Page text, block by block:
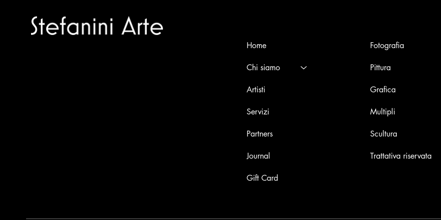
Home
Chi siamo
Artisti
Servizi
Partners
Journal
Gift Card
Fotografia
Pittura
Grafica
Multipli
Scultura
Trattativa riservata